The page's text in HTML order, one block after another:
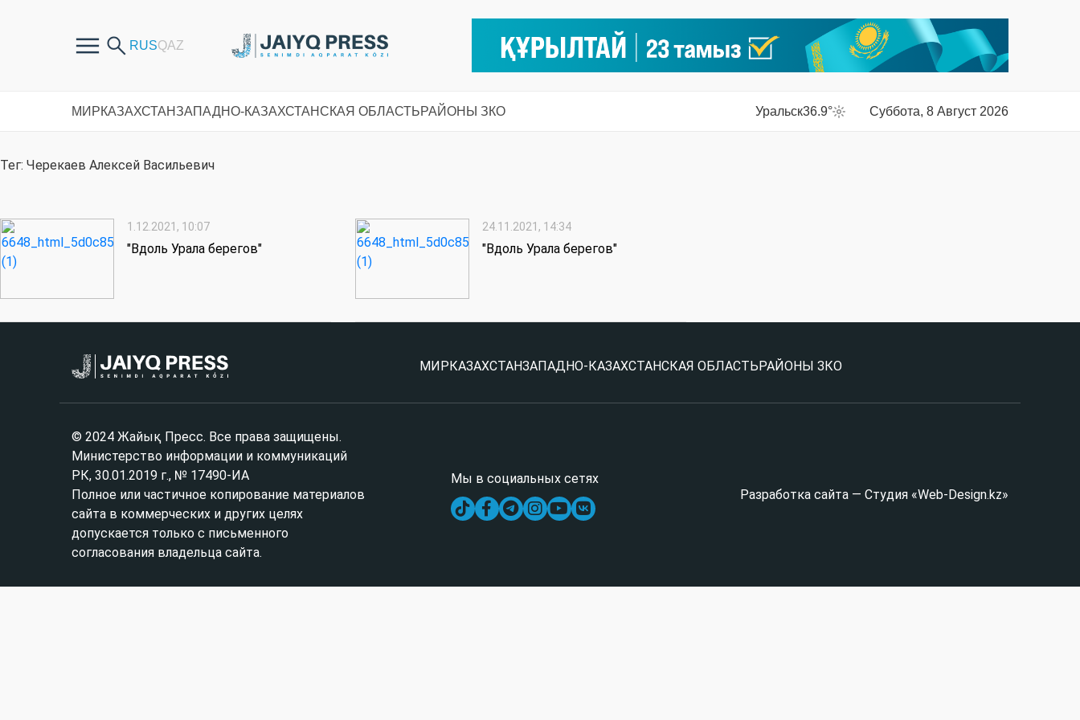
МИРКАЗАХСТАНЗАПАДНО-КАЗАХСТАНСКАЯ ОБЛАСТЬРАЙОНЫ ЗКО Уральск36.9° Суббота, 8 Август 2026
Тег: Черекаев Алексей Васильевич
1.12.2021, 10:07
"Вдоль Урала берегов"
24.11.2021, 14:34
"Вдоль Урала берегов"
МИР КАЗАХСТАНЗАПАДНО-КАЗАХСТАНСКАЯ ОБЛАСТЬ РАЙОНЫ ЗКО
© 2024 Жайық Пресс. Все права защищены.
Министерство информации и коммуникаций
РК, 30.01.2019 г., № 17490-ИА
Полное или частичное копирование материалов
сайта в коммерческих и других целях
допускается только с письменного
согласования владельца сайта.
Мы в социальных сетях
Разработка сайта — Студия «Web-Design.kz»